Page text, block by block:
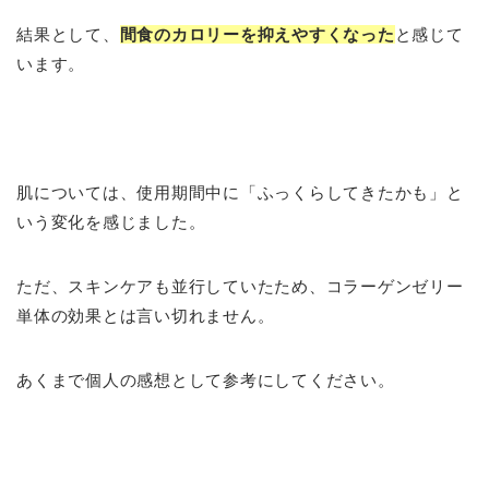
結果として、 間食のカロリーを抑えやすくなった と感じて
います。
肌については、使用期間中に「ふっくらしてきたかも」と
いう変化を感じました。
ただ、スキンケアも並行していたため、コラーゲンゼリー
単体の効果とは言い切れません。
あくまで個人の感想として参考にしてください。